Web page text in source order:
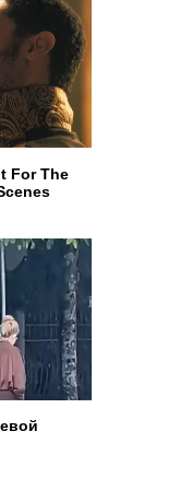
For The